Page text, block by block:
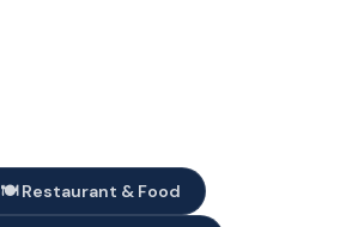
🍽️ Restaurant & Food